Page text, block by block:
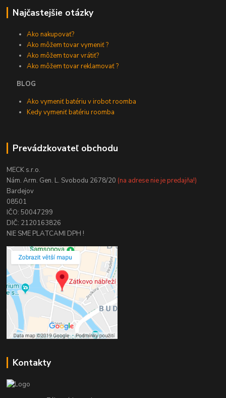
Najčastejšie otázky
Ako nakupovať?
Ako môžem tovar vymeniť ?
Ako môžem tovar vrátiť?
Ako môžem tovar reklamovať ?
BLOG
Ako vymeniť batériu v irobot roomba
Kedy vymeniť batériu roomba
Prevádzkovateľ obchodu
MECK s.r.o.
Nám. Arm. Gen. L. Svobodu 2678/20 (na adrese nie je predajňa!)
Bardejov
08501
IČO: 50047299
DIČ: 2120163826
NIE SME PLATCAMI DPH !
Kontakty